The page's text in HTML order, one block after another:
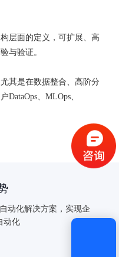
层面的定义，可扩展、高
与验证。
其是在数据整合、高阶分
、MLOps、
动化解决方案，实现企
动化
获取验证码